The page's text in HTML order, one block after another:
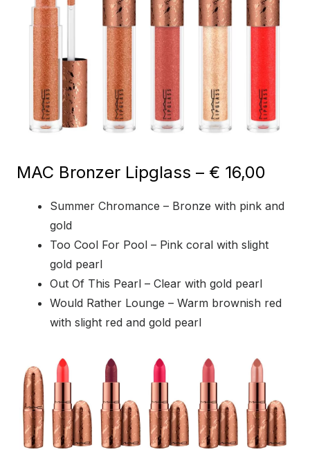
MAC Bronzer Lipglass – € 16,00
Summer Chromance – Bronze with pink and
gold
Too Cool For Pool – Pink coral with slight
gold pearl
Out Of This Pearl – Clear with gold pearl
Would Rather Lounge – Warm brownish red
with slight red and gold pearl